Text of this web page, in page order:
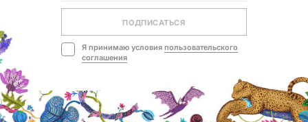
ПОДПИСАТЬСЯ
Я принимаю условия пользовательского
соглашения